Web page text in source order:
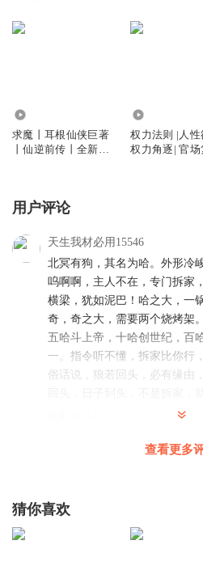
求魔丨耳根仙侠巨著
丨仙逆前传丨全新版
权力法则 |人
权力角逐| 官场
用户评论
天生我材必用15546
北冥有狗，其名为哈。外形冷
呜啊啊，主人不在，专门拆家
横梁，犹如泥巴！哈之大，一
奇，奇之大，需要两个烧烤架
五哈斗上帝，十哈创世纪，百
一。指令听不懂，拆家比你行
俗话说，狼若回头，必有缘由
查看更多
猜你喜欢